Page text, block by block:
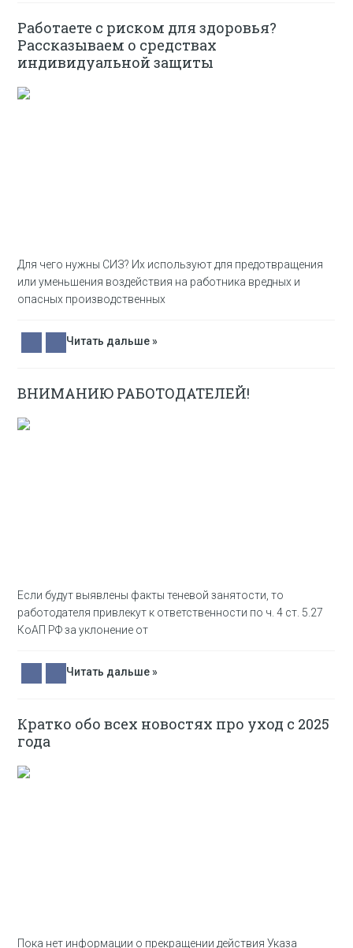
Работаете с риском для здоровья?
Рассказываем о средствах
индивидуальной защиты
Для чего нужны СИЗ? Их используют для предотвращения
или уменьшения воздействия на работника вредных и
опасных производственных
Читать дальше »
ВНИМАНИЮ РАБОТОДАТЕЛЕЙ!
Если будут выявлены факты теневой занятости, то
работодателя привлекут к ответственности по ч. 4 ст. 5.27
КоАП РФ за уклонение от
Читать дальше »
Кратко обо всех новостях про уход с 2025
года
Пока нет информации о прекращении действия Указа